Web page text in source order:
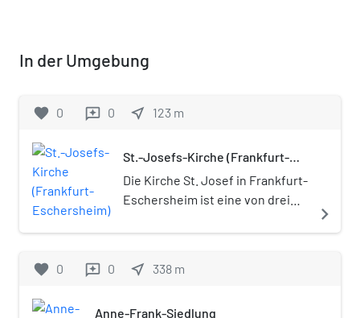
In der Umgebung
favorite 0 reviews 0 near_me 123 m
St.-Josefs-Kirche (Frankfurt-
Die Kirche St. Josef in Frankfurt-
Eschersheim ist eine von drei
Kirchengebäuden in Frankfurt
Josef von Nazaret geweiht sind.
navigate_next
favorite 0 reviews 0 near_me 338 m
Anne-Frank-Siedlung